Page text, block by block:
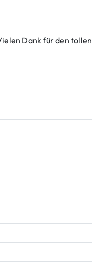
Dank für den tollen